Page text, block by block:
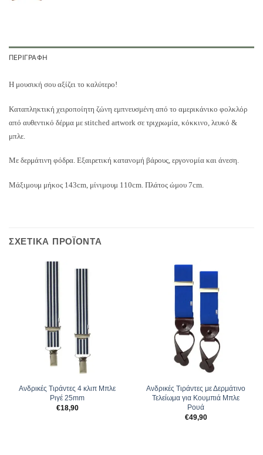
ΠΕΡΙΓΡΑΦΉ
Η μουσική σου αξίζει το καλύτερο!
Καταπληκτική χειροποίητη ζώνη εμπνευσμένη από το αμερικάνικο φολκλόρ
από αυθεντικό δέρμα με stitched artwork σε τριχρωμία, κόκκινο, λευκό &
μπλε.
Με δερμάτινη φόδρα. Εξαιρετική κατανομή βάρους, εργονομία και άνεση.
Μάξιμουμ μήκος 143cm, μίνιμουμ 110cm. Πλάτος ώμου 7cm.
ΣΧΕΤΙΚΆ ΠΡΟΪΌΝΤΑ
Ανδρικές Τιράντες 4 κλιπ Μπλε
Ριγέ 25mm
€18,90
Ανδρικές Τιράντες με Δερμάτινο
Τελείωμα για Κουμπιά Μπλε
Ρουά
€49,90